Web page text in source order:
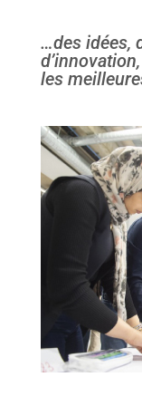
…des idées,
les